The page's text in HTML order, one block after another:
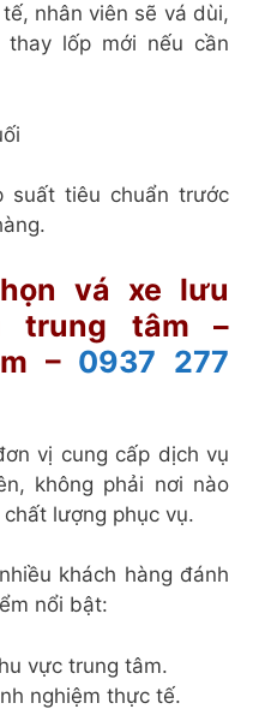
nhân viên sẽ vá dùi,
lốp mới nếu cần
suất tiêu chuẩn trước
vá xe lưu
trung tâm –
– 0937 277
vị cung cấp dịch vụ
không phải nơi nào
lượng phục vụ.
khách hàng đánh
nổi bật:
vực trung tâm.
nghiệm thực tế.